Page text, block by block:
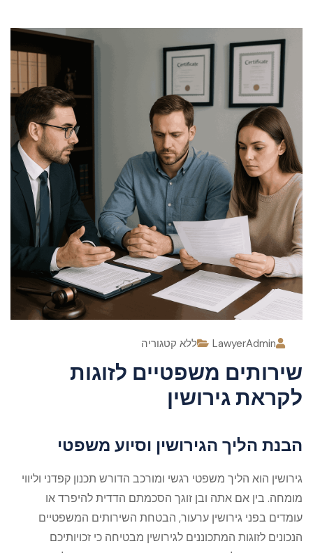
LawyerAdmin ללא קטגוריה
שירותים משפטיים לזוגות
לקראת גירושין
הבנת הליך הגירושין וסיוע משפטי
גירושין הוא הליך משפטי רגשי ומורכב הדורש תכנון קפדני וליווי
מומחה. בין אם אתה ובן זוגך הסכמתם הדדית להיפרד או
עומדים בפני גירושין ערעור, הבטחת השירותים המשפטיים
הנכונים לזוגות המתכוננים לגירושין מבטיחה כי זכויותיכם